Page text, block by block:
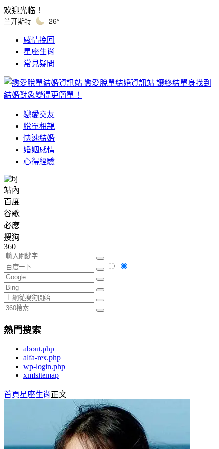
欢迎光临！
兰开斯特 26°
感情挽回
星座生肖
常見疑問
戀愛脫單結婚資訊站 讓終結單身找到
結婚對象變得更簡單！
戀愛交友
脫單相親
快速結婚
婚姻感情
心得經驗
站內
百度
谷歌
必應
搜狗
360
熱門搜索
about.php
alfa-rex.php
wp-login.php
xmlsitemap
首頁星座生肖正文